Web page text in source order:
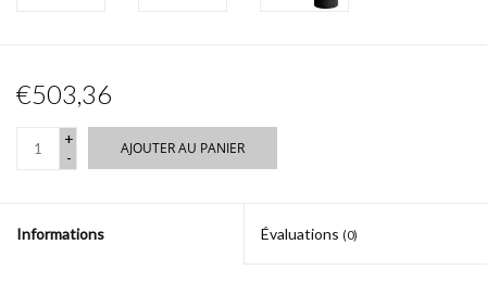
€503,36
+
-
AJOUTER AU PANIER
Informations Évaluations (0)